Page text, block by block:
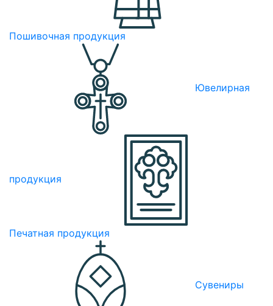
Пошивочная продукция
Ювелирная
продукция
Печатная продукция
Сувениры